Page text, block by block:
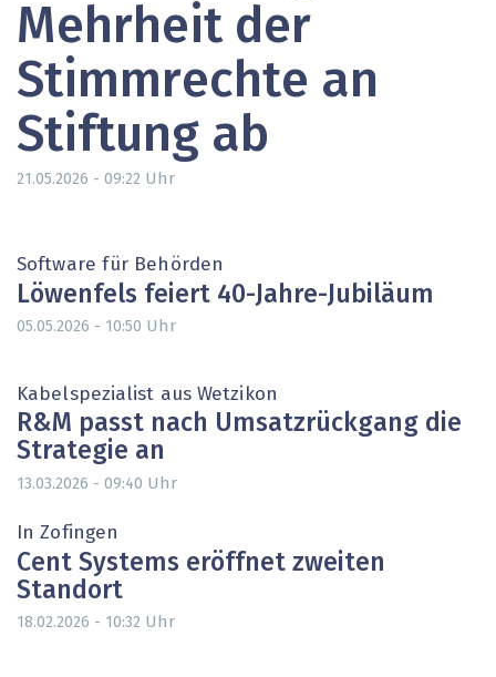
Mehrheit der
Stimmrechte an
Stiftung ab
21.05.2026 - 09:22 Uhr
Software für Behörden
Löwenfels feiert 40-Jahre-Jubiläum
05.05.2026 - 10:50 Uhr
Kabelspezialist aus Wetzikon
R&M passt nach Umsatzrückgang die
Strategie an
13.03.2026 - 09:40 Uhr
In Zofingen
Cent Systems eröffnet zweiten
Standort
18.02.2026 - 10:32 Uhr